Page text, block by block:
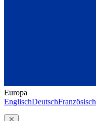
Europa
EnglischDeutschFranzösisch